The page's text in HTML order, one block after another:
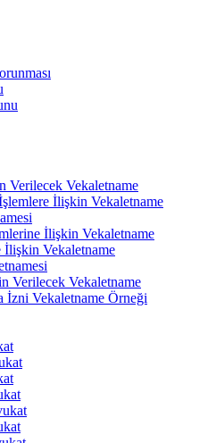
Verilecek Vekaletname
İlişkin Vekaletname
İlişkin Vekaletname
İlişkin Vekaletname
Verilecek Vekaletname
İzni Vekaletname Örneği